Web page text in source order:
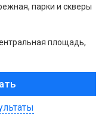
парки и скверы
площадь,